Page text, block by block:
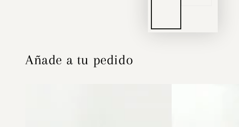
Añade a tu pedido